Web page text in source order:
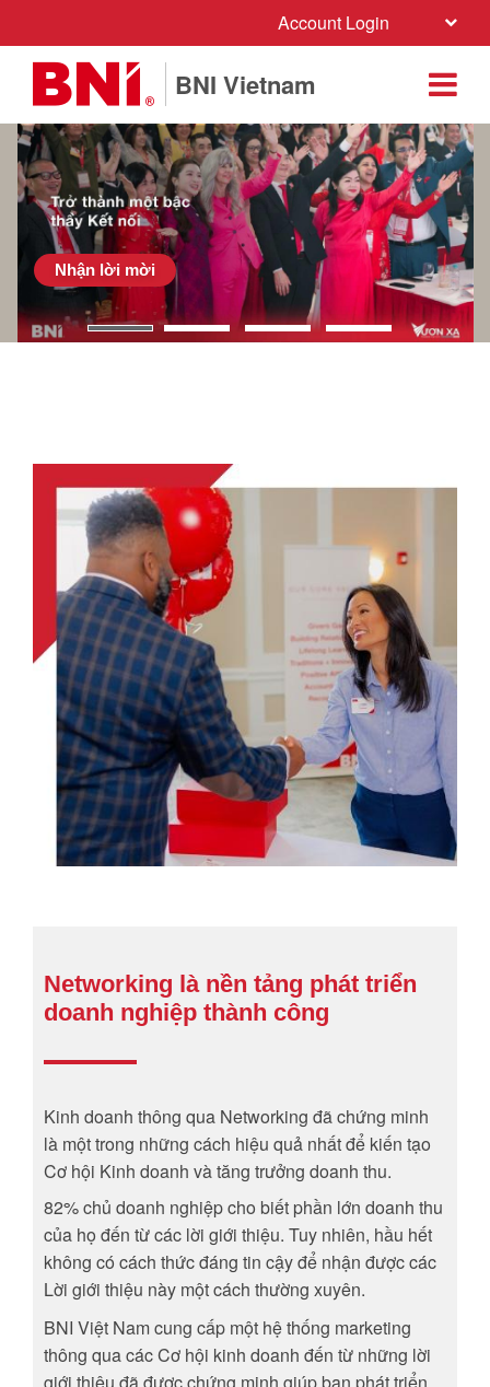
Account Login
BNI Vietnam
Nhận lời mời
Networking là nền tảng phát triển
doanh nghiệp thành công
Kinh doanh thông qua Networking đã chứng minh
là một trong những cách hiệu quả nhất để kiến tạo
Cơ hội Kinh doanh và tăng trưởng doanh thu.
82% chủ doanh nghiệp cho biết phần lớn doanh thu
của họ đến từ các lời giới thiệu. Tuy nhiên, hầu hết
không có cách thức đáng tin cậy để nhận được các
Lời giới thiệu này một cách thường xuyên.
BNI Việt Nam cung cấp một hệ thống marketing
thông qua các Cơ hội kinh doanh đến từ những lời
giới thiệu đã được chứng minh giúp bạn phát triển